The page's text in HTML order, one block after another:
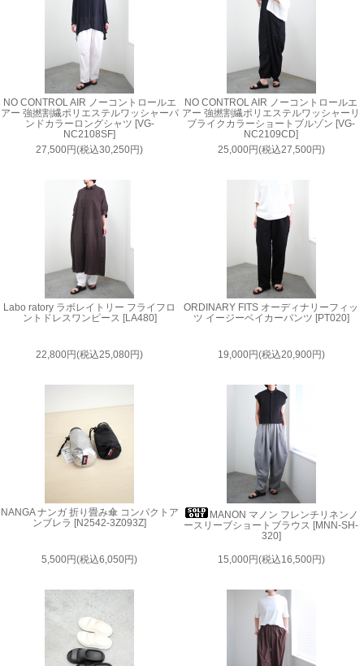
NO CONTROL AIR ノーコントロールエ
アー 強撚割繊ポリエステルワッシャーバ
ンドカラーロングシャツ [VG-
NC2108SF]
27,500円(税込30,250円)
NO CONTROL AIR ノーコントロールエ
アー 強撚割繊ポリエステルワッシャーリ
ブライクカラーショートブルゾン [VG-
NC2109CD]
25,000円(税込27,500円)
Labo ratory ラボレイトリー フライフロ
ントドレスワンピース [LA480]
22,800円(税込25,080円)
ORDINARY FITS オーディナリーフィッ
ツ イージーベイカーパンツ [PT020]
19,000円(税込20,900円)
NANGA ナンガ 折り畳み傘 コンパクトア
ンブレラ [N2542-3Z093Z]
5,500円(税込6,050円)
MANON マノン フレンチリネンノ
ースリーブショートブラウス [MNN-SH-
320]
15,000円(税込16,500円)